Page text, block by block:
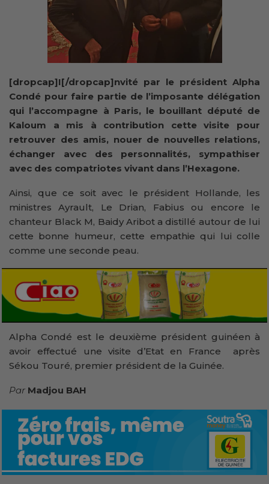
[dropcap]I[/dropcap]nvité par le président Alpha
Condé pour faire partie de l’imposante délégation
qui l’accompagne à Paris, le bouillant député de
Kaloum a mis à contribution cette visite pour
retrouver des amis, nouer de nouvelles relations,
échanger avec des personnalités, sympathiser
avec des compatriotes vivant dans l’Hexagone.
Ainsi, que ce soit avec le président Hollande, les
ministres Ayrault, Le Drian, Fabius ou encore le
chanteur Black M, Baidy Aribot a distillé autour de lui
cette bonne humeur, cette empathie qui lui colle
comme une seconde peau.
Alpha Condé est le deuxième président guinéen à
avoir effectué une visite d’Etat en France après
Sékou Touré, premier président de la Guinée.
Par Madjou BAH